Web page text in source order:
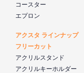
コースター
エプロン
アクスタ ラインナップ
フリーカット
アクリルスタンド
アクリルキーホルダー